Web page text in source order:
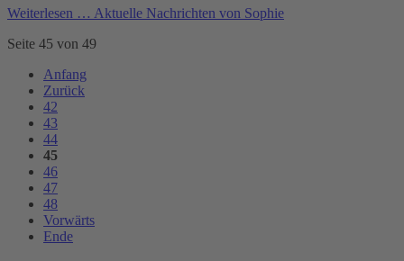
Weiterlesen … Aktuelle Nachrichten von Sophie
Seite 45 von 49
Anfang
Zurück
42
43
44
45
46
47
48
Vorwärts
Ende